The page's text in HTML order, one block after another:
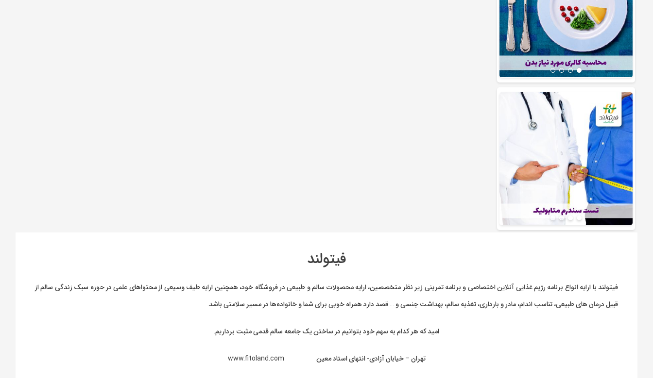
فیتولند
فیتولند با ارایه انواع برنامه رژیم غذایی آنلاین اختصاصی و برنامه تمرینی زیر نظر متخصصین، ارایهمحصولات سالم و طبیعیدر فروشگاه خود، همچنین ارایه طیف وسیعی از محتواهای علمی در حوزه سبک زندگی سالم از
قبیل درمان های طبیعی، تناسب اندام، مادر و بارداری، تغذیه سالم، بهداشت جنسی و … قصد دارد همراه خوبی برای شما و خانواده‌ها در مسیر سلامتی باشد.
امید که هر کدام به سهم خود بتوانیم در ساختن یک جامعه سالم قدمی مثبت برداریم.
تهران – خیابان آزادی- انتهای استاد معین www.fitoland.com